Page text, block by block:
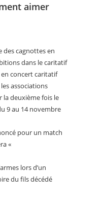
aimer
des cagnottes en
dans le caritatif
en concert caritatif
associations
la deuxième fois le
9 au 14 novembre
pour un match
«
lors d’un
du fils décédé